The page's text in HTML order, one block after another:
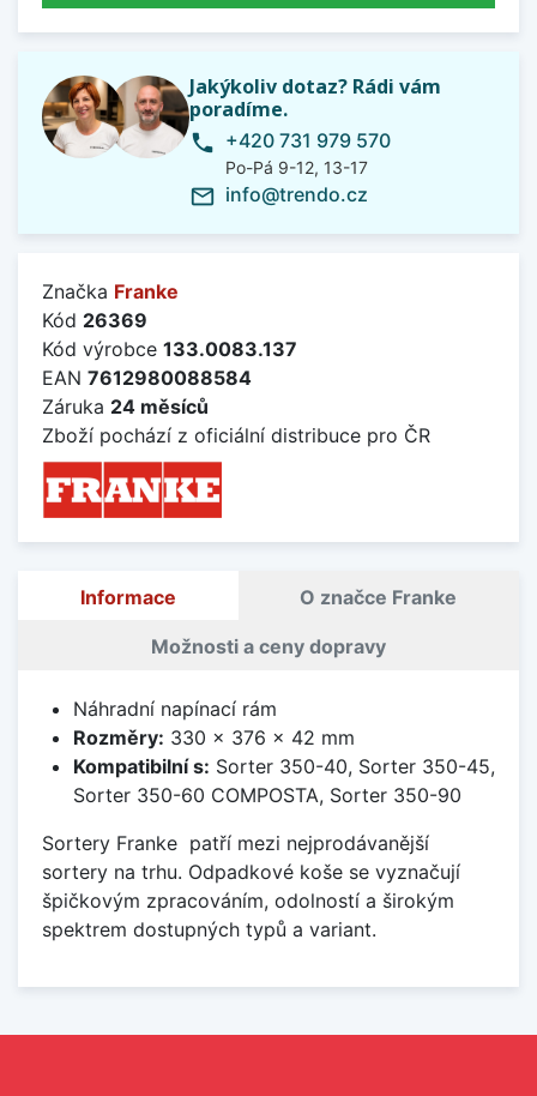
Jakýkoliv dotaz? Rádi vám
poradíme.
phone +420 731 979 570
Po-Pá 9-12, 13-17
mail_outline info@trendo.cz
Značka Franke
Kód 26369
Kód výrobce 133.0083.137
EAN 7612980088584
Záruka 24 měsíců
Zboží pochází z oficiální distribuce pro ČR
Informace O značce Franke
Možnosti a ceny dopravy
Náhradní napínací rám
Rozměry: 330 x 376 x 42 mm
Kompatibilní s: Sorter 350-40, Sorter 350-45,
Sorter 350-60 COMPOSTA, Sorter 350-90
Sortery Franke patří mezi nejprodávanější
sortery na trhu. Odpadkové koše se vyznačují
špičkovým zpracováním, odolností a širokým
spektrem dostupných typů a variant.